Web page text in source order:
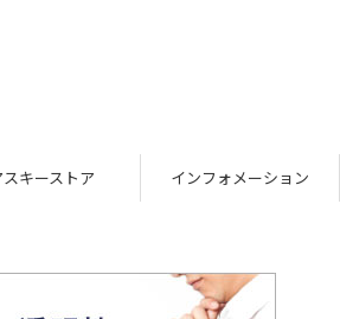
スキーストア インフォメーション